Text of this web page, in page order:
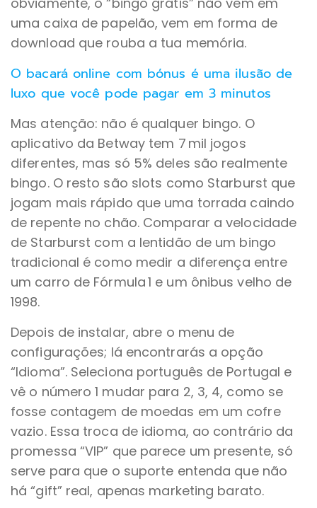
uma caixa de papelão, vem em forma de
download que rouba a tua memória.
O bacará online com bónus é uma ilusão de
luxo que você pode pagar em 3 minutos
Mas atenção: não é qualquer bingo. O
aplicativo da Betway tem 7 mil jogos
diferentes, mas só 5% deles são realmente
bingo. O resto são slots como Starburst que
jogam mais rápido que uma torrada caindo
de repente no chão. Comparar a velocidade
de Starburst com a lentidão de um bingo
tradicional é como medir a diferença entre
um carro de Fórmula 1 e um ônibus velho de
1998.
Depois de instalar, abre o menu de
configurações; lá encontrarás a opção
“Idioma”. Seleciona português de Portugal e
vê o número 1 mudar para 2, 3, 4, como se
fosse contagem de moedas em um cofre
vazio. Essa troca de idioma, ao contrário da
promessa “VIP” que parece um presente, só
serve para que o suporte entenda que não
há “gift” real, apenas marketing barato.